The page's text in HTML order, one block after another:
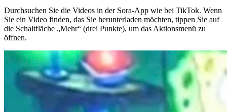
Durchsuchen Sie die Videos in der Sora-App wie bei TikTok. Wenn
Sie ein Video finden, das Sie herunterladen möchten, tippen Sie auf
die Schaltfläche „Mehr“ (drei Punkte), um das Aktionsmenü zu
öffnen.